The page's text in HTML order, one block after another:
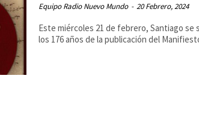
Equipo Radio Nuevo Mundo - 20 Febrero, 2024
Este miércoles 21 de febrero, Santiago se
los 176 años de la publicación del